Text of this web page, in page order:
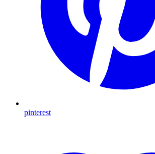
pinterest